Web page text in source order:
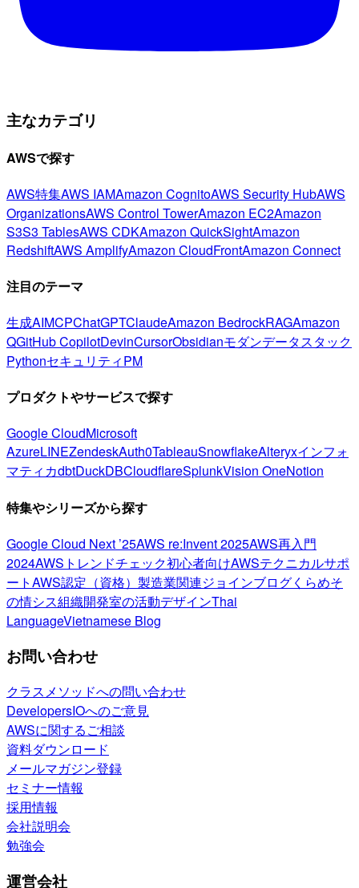
主なカテゴリ
AWSで探す
AWS特集AWS IAMAmazon CognitoAWS Security HubAWS
OrganizationsAWS Control TowerAmazon EC2Amazon
S3S3 TablesAWS CDKAmazon QuickSightAmazon
RedshiftAWS AmplifyAmazon CloudFrontAmazon Connect
注目のテーマ
生成AIMCPChatGPTClaudeAmazon BedrockRAGAmazon
QGitHub CopilotDevinCursorObsidianモダンデータスタック
PythonセキュリティPM
プロダクトやサービスで探す
Google CloudMicrosoft
AzureLINEZendeskAuth0TableauSnowflakeAlteryxインフォ
マティカdbtDuckDBCloudflareSplunkVision OneNotion
特集やシリーズから探す
Google Cloud Next ’25AWS re:Invent 2025AWS再入門
2024AWSトレンドチェック初心者向けAWSテクニカルサポ
ートAWS認定（資格） 製造業関連ジョインブログくらめそ
の情シス組織開発室の活動デザインThai
LanguageVietnamese Blog
お問い合わせ
クラスメソッドへの問い合わせ
DevelopersIOへのご意見
AWSに関するご相談
資料ダウンロード
メールマガジン登録
セミナー情報
採用情報
会社説明会
勉強会
運営会社